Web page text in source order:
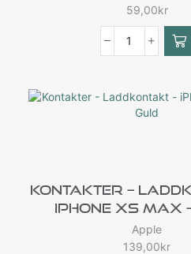
59,00kr
Kontakter –
IPhone XS Max
Apple
139,00kr